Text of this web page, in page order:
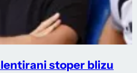
stoper blizu